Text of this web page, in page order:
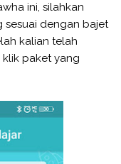
ini, silahkan
sesuai dengan bajet
kalian telah
klik paket yang